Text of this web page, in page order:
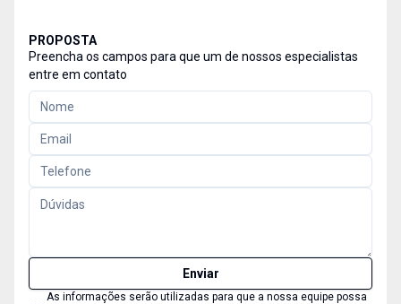
PROPOSTA
Preencha os campos para que um de nossos especialistas
entre em contato
Enviar
As informações serão utilizadas para que a nossa equipe possa